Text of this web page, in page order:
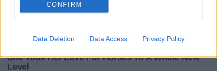
CONFIRM
Data Deletion Data Access Privacy Policy